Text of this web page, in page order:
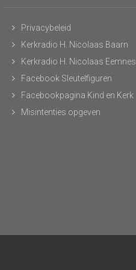
Privacybeleid
Kerkradio H. Nicolaas Baarn
Kerkradio H. Nicolaas Eemnes
Facebook Sleutelfiguren
Facebookpagina Kind en Kerk
Misintenties opgeven